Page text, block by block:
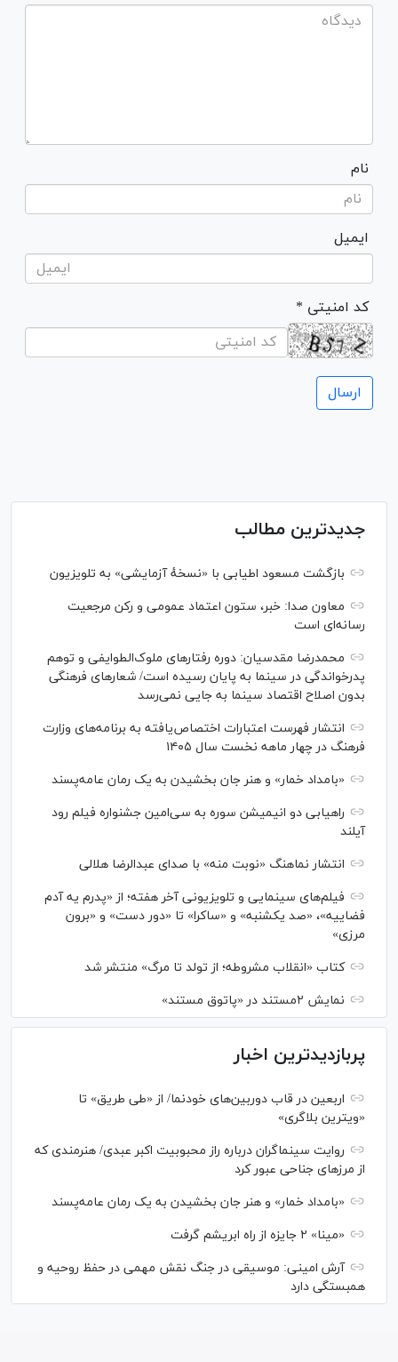
نام
ایمیل
* کد امنیتی
جدیدترین مطالب
بازگشت مسعود اطیابی با «نسخهٔ آزمایشی» به تلویزیون
معاون صدا: خبر، ستون اعتماد عمومی و رکن مرجعیت
رسانه‌ای است
محمدرضا مقدسیان: دوره رفتارهای ملوک‌الطوایفی و توهم
پدرخواندگی در سینما به پایان رسیده است/ شعارهای فرهنگی
بدون اصلاح اقتصاد سینما به جایی نمی‌رسد
انتشار فهرست اعتبارات اختصاص‌یافته به برنامه‌های وزارت
فرهنگ در چهار ماهه نخست سال ۱۴۰۵
«بامداد خمار» و هنر جان بخشیدن به یک رمان عامه‌پسند
راهیابی دو انیمیشن سوره به سی‌امین جشنواره فیلم رود
آیلند
انتشار نماهنگ «نوبت منه» با صدای عبدالرضا هلالی
فیلم‌های سینمایی و تلویزیونی آخر هفته؛ از «پدرم یه آدم
فضاییه»، «صد یکشنبه» و «ساکرا» تا «دور دست» و «برون
مرزی»
کتاب «انقلاب مشروطه؛ از تولد تا مرگ» منتشر شد
نمایش ۲مستند در «پاتوق مستند»
پربازدیدترین اخبار
اربعین در قاب دوربین‌های خودنما/ از «طی طریق» تا
«ویترین بلاگری»
روایت سینماگران درباره راز محبوبیت اکبر عبدی/ هنرمندی که
از مرزهای جناحی عبور کرد
«بامداد خمار» و هنر جان بخشیدن به یک رمان عامه‌پسند
«مینا» ۲ جایزه از راه ابریشم گرفت
آرش امینی: موسیقی در جنگ نقش مهمی در حفظ روحیه و
همبستگی دارد